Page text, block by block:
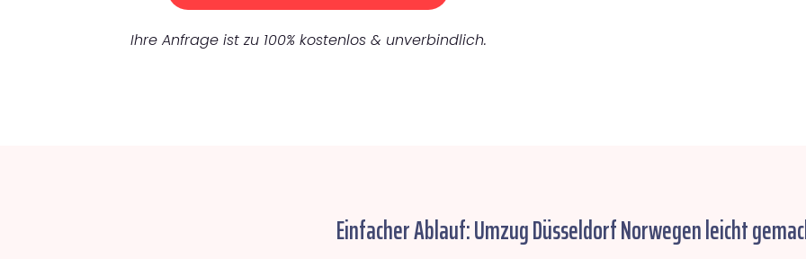
Ihre Anfrage ist zu 100% kostenlos & unverbindlich.
Einfacher Ablauf: Umzug Düsseldorf Norwegen leicht